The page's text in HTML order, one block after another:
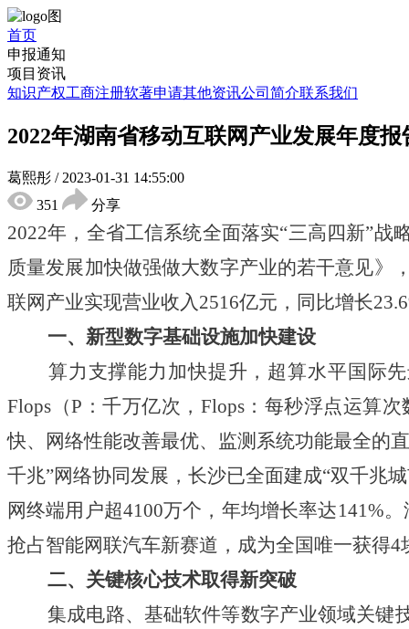
首页
申报通知
项目资讯
知识产权工商注册软著申请其他资讯公司简介联系我们
2022年湖南省移动互联网产业发展年度报
葛熙彤 / 2023-01-31 14:55:00
351
分享
2022年，全省工信系统全面落实“三高四新”
质量发展加快做强做大数字产业的若干意见》
联网产业实现营业收入2516亿元，同比增长
一、新型数字基础设施加快建设
算力支撑能力加快提升，超算水平国际先
Flops（P：千万亿次，Flops：每秒浮点运算
快、网络性能改善最优、监测系统功能最全的
千兆”网络协同发展，长沙已全面建成“双千兆
网终端用户超4100万个，年均增长率达141%
抢占智能网联汽车新赛道，成为全国唯一获得
二、关键核心技术取得新突破
集成电路、基础软件等数字产业领域关键